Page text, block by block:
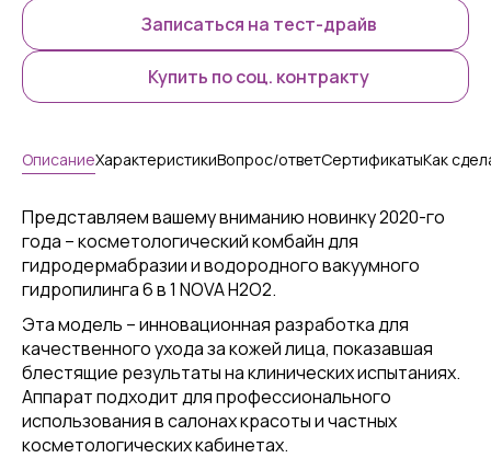
Записаться на тест-драйв
Купить по соц. контракту
ОписаниеХарактеристикиВопрос/ответСертификатыКак
Представляем вашему вниманию новинку 2020-го
года – косметологический комбайн для
гидродермабразии и водородного вакуумного
гидропилинга 6 в 1 NOVA H2O2.
Эта модель – инновационная разработка для
качественного ухода за кожей лица, показавшая
блестящие результаты на клинических испытаниях.
Аппарат подходит для профессионального
использования в салонах красоты и частных
косметологических кабинетах.